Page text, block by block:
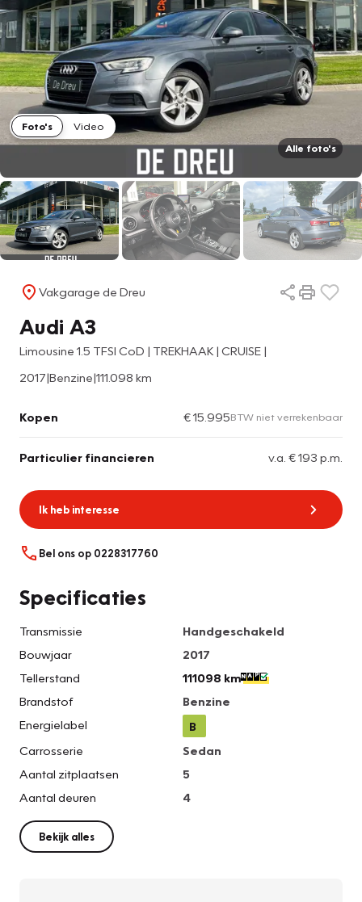
Foto's
Video
Alle foto's
Vakgarage de Dreu
Audi A3
Limousine 1.5 TFSI CoD | TREKHAAK | CRUISE |
2017|Benzine|111.098 km
Kopen € 15.995BTW niet verrekenbaar
Particulier financieren v.a. € 193 p.m.
Ik heb interesse
Bel ons op 0228317760
Specificaties
Transmissie
Handgeschakeld
Bouwjaar
2017
Tellerstand
111098 km
Brandstof
Benzine
Energielabel
B
Carrosserie
Sedan
Aantal zitplaatsen
5
Aantal deuren
4
Bekijk alles